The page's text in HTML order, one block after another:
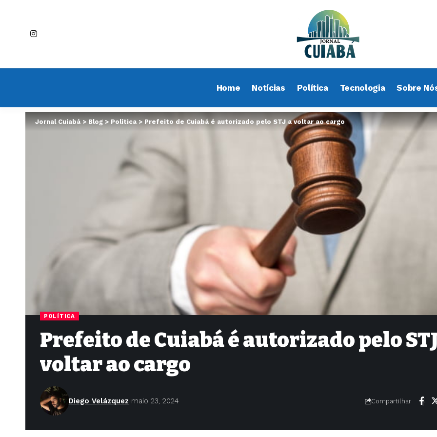
Home Notícias Política Tecnologia Sobre
Jornal Cuiabá > Blog > Política > Prefeito de Cuiabá é autorizado pelo STJ a voltar ao cargo
POLÍTICA
Prefeito de Cuiabá é autorizado pelo
voltar ao cargo
Diego Velázquez maio 23, 2024 Compartilhar